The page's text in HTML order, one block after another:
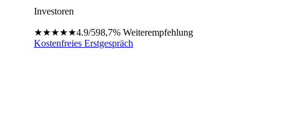
Investoren
★★★★★4.9/598,7% Weiterempfehlung
Kostenfreies Erstgespräch